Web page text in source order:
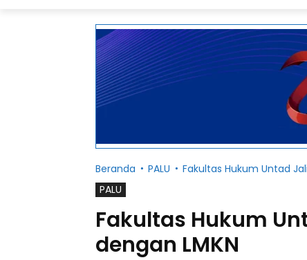
Beranda PALU
Fakultas Hukum Untad
PALU
Fakultas Hukum
dengan LMKN